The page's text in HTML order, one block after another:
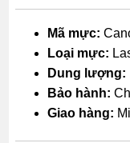
Mã mực:
Loại mực:
Dung lượng:
Bảo hành:
Giao hàng: